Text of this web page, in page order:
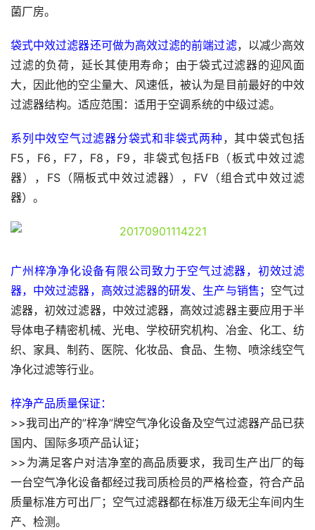
菌厂房。
袋式中效过滤器还可做为高效过滤的前端过滤，以减少高效
过滤的负荷，延长其使用寿命；由于袋式过滤器的迎风面
大，因此他的空尘量大、风速低，被认为是目前最好的中效
过滤器结构。适应范围：适用于空调系统的中级过滤。
系列中效空气过滤器分袋式和非袋式两种 ，其中袋式包括
F5，F6，F7，F8，F9，非袋式包括FB（板式中效过滤
器），FS（隔板式中效过滤器），FV（组合式中效过滤
器）。
广州梓净净化设备有限公司致力于空气过滤器，初效过滤
器，中效过滤器，高效过滤器的研发、生产与销售； 空气过
滤器，初效过滤器，中效过滤器，高效过滤器主要应用于半
导体电子精密机械、光电、学校研究机构、冶金、化工、纺
织、家具、制药、医院、化妆品、食品、生物、喷涂线空气
净化过滤等行业。
梓净产品质量保证：
>>我司出产的”梓净”牌空气净化设备及空气过滤器产品已获
国内、国际多项产品认证；
>>为满足客户对洁净室的高品质要求，我司生产出厂的每
一台空气净化设备都经过我司质检员的严格检查，符合产品
质量标准方可出厂；空气过滤器都在标准万级无尘车间内生
产、检测。